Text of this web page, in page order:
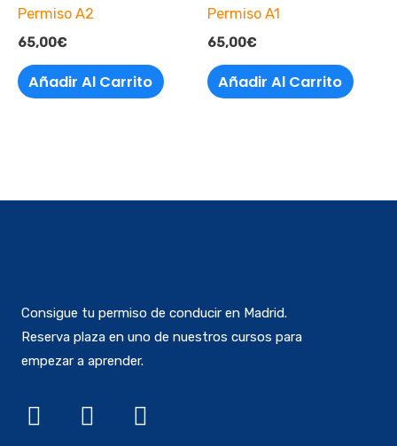
Permiso A2
65,00€
Añadir Al Carrito
Permiso A1
65,00€
Añadir Al Carrito
Consigue tu permiso de conducir en Madrid.
Reserva plaza en uno de nuestros cursos para
empezar a aprender.
FacebookInstagramWhatsapp